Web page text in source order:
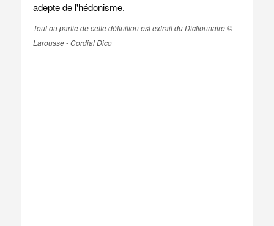
adepte de l'hédonisme.
Tout ou partie de cette définition est extrait du Dictionnaire ©
Larousse - Cordial Dico